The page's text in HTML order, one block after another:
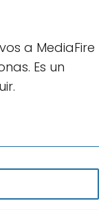
a MediaFire
Es un